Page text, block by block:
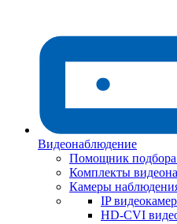
Видеонаблюдение
Помощник
Комплекты
Камеры
IP
HD-CVI